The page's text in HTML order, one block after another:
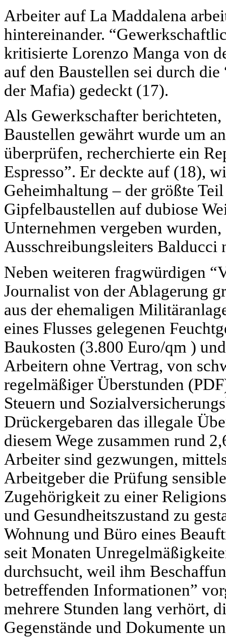
Arbeiter auf La Maddalena
hintereinander.
kritisierte Lorenzo Manga von
auf den Baustellen sei durch die
der Mafia) gedeckt (17).
Als Gewerkschafter
Baustellen gewährt wurde um
überprüfen, recherchierte ein
Espresso”. Er deckte auf (18),
Geheimhaltung – der größte
Gipfelbaustellen auf dubiose
Unternehmen vergeben
Ausschreibungsleiters Balducci
Neben weiteren fragwürdigen
Journalist von der Ablagerung
aus der ehemaligen
eines Flusses gelegenen
Baukosten (3.800 Euro/qm )
Arbeitern ohne Vertrag, von
regelmäßiger Überstunden (PDF
Steuern und
Drückergebaren das illegale
diesem Wege zusammen rund
Arbeiter sind gezwungen,
Arbeitgeber die Prüfung
Zugehörigkeit zu einer
und Gesundheitszustand zu
Wohnung und Büro eines
seit Monaten
durchsucht, weil ihm
betreffenden Informationen”
mehrere Stunden lang verhört,
Gegenstände und Dokumente